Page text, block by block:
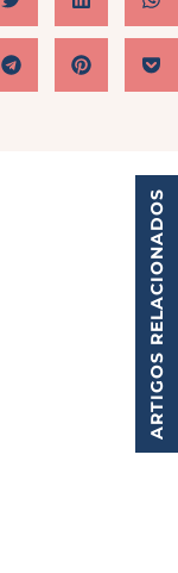
ARTIGOS RELACIONADOS